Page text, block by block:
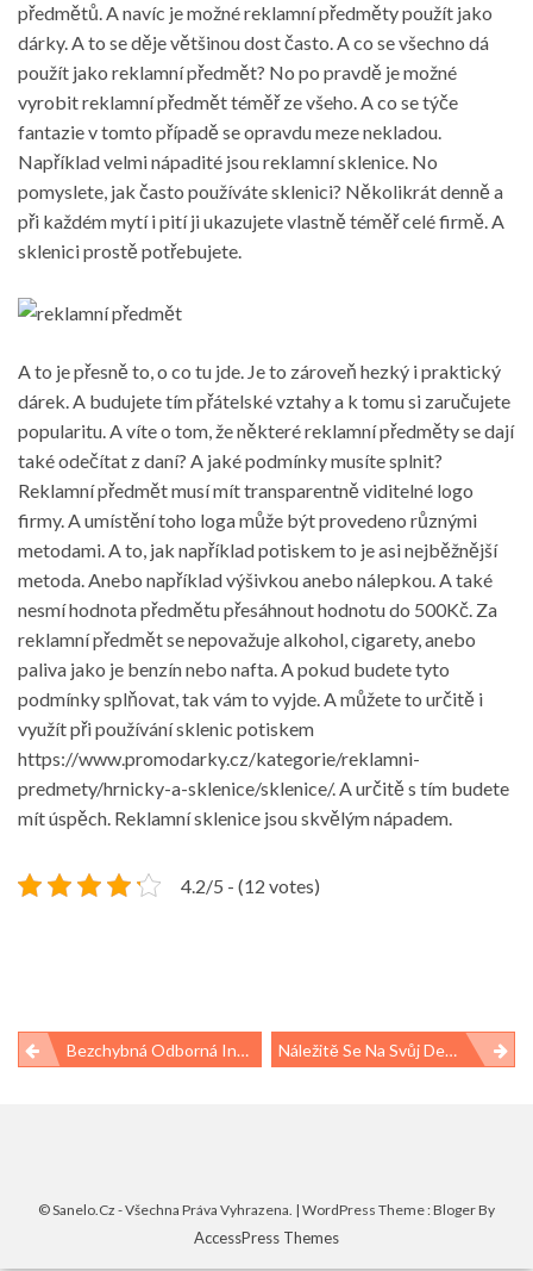
předmětů. A navíc je možné reklamní předměty použít jako
dárky. A to se děje většinou dost často. A co se všechno dá
použít jako reklamní předmět? No po pravdě je možné
vyrobit reklamní předmět téměř ze všeho. A co se týče
fantazie v tomto případě se opravdu meze nekladou.
Například velmi nápadité jsou reklamní sklenice. No
pomyslete, jak často používáte sklenici? Několikrát denně a
při každémmytí i pití ji ukazujete vlastně téměř celé firmě. A
sklenici prostě potřebujete.
A to je přesně to, o co tu jde. Je to zároveň hezký i praktický
dárek. A budujete tím přátelské vztahy a k tomu si zaručujete
popularitu. A víte o tom, že některé reklamní předměty se dají
také odečítat z daní? A jaké podmínky musíte splnit?
Reklamní předmět musí mít transparentně viditelné logo
firmy. A umístění toho loga může být provedeno různými
metodami. A to, jak například potiskem to je asi nejběžnější
metoda. Anebo například výšivkou anebo nálepkou. A také
nesmí hodnota předmětu přesáhnout hodnotu do 500Kč. Za
reklamní předmět se nepovažuje alkohol, cigarety, anebo
paliva jako je benzín nebo nafta. A pokud budete tyto
podmínky splňovat, tak vám to vyjde. A můžete to určitě i
využít při používání sklenic potiskem
https://www.promodarky.cz/kategorie/reklamni-
predmety/hrnicky-a-sklenice/sklenice/. A určitě s tím budete
mít úspěch. Reklamní sklenice jsou skvělým nápadem.
4.2/5 - (12 votes)
Navigace
Bezchybná Odborná Instalace Náležitě Se Na Svůj Den Připravit
© Sanelo.cz - Všechna Práva Vyhrazena. | WordPress Theme : Bloger By
AccessPress Themes